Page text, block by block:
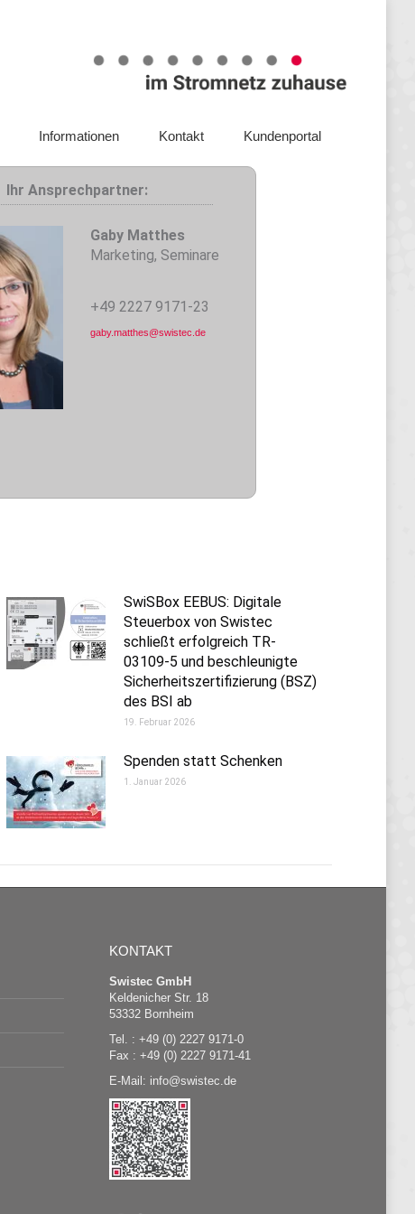
Informationen Kontakt Kundenportal
Ihr Ansprechpartner:
Gaby Matthes
Marketing, Seminare
+49 2227 9171-23
SwiSBox EEBUS: Digitale
Steuerbox von Swistec
schließt erfolgreich TR-
03109-5 und beschleunigte
Sicherheitszertifizierung (BSZ)
des BSI ab
19. Februar 2026
Spenden statt Schenken
1. Januar 2026
KONTAKT
Swistec GmbH
Keldenicher Str. 18
53332 Bornheim
Tel. : +49 (0) 2227 9171-0
Fax : +49 (0) 2227 9171-41
E-Mail:
@swistec.de
Informationen Kontakt Kundenportal